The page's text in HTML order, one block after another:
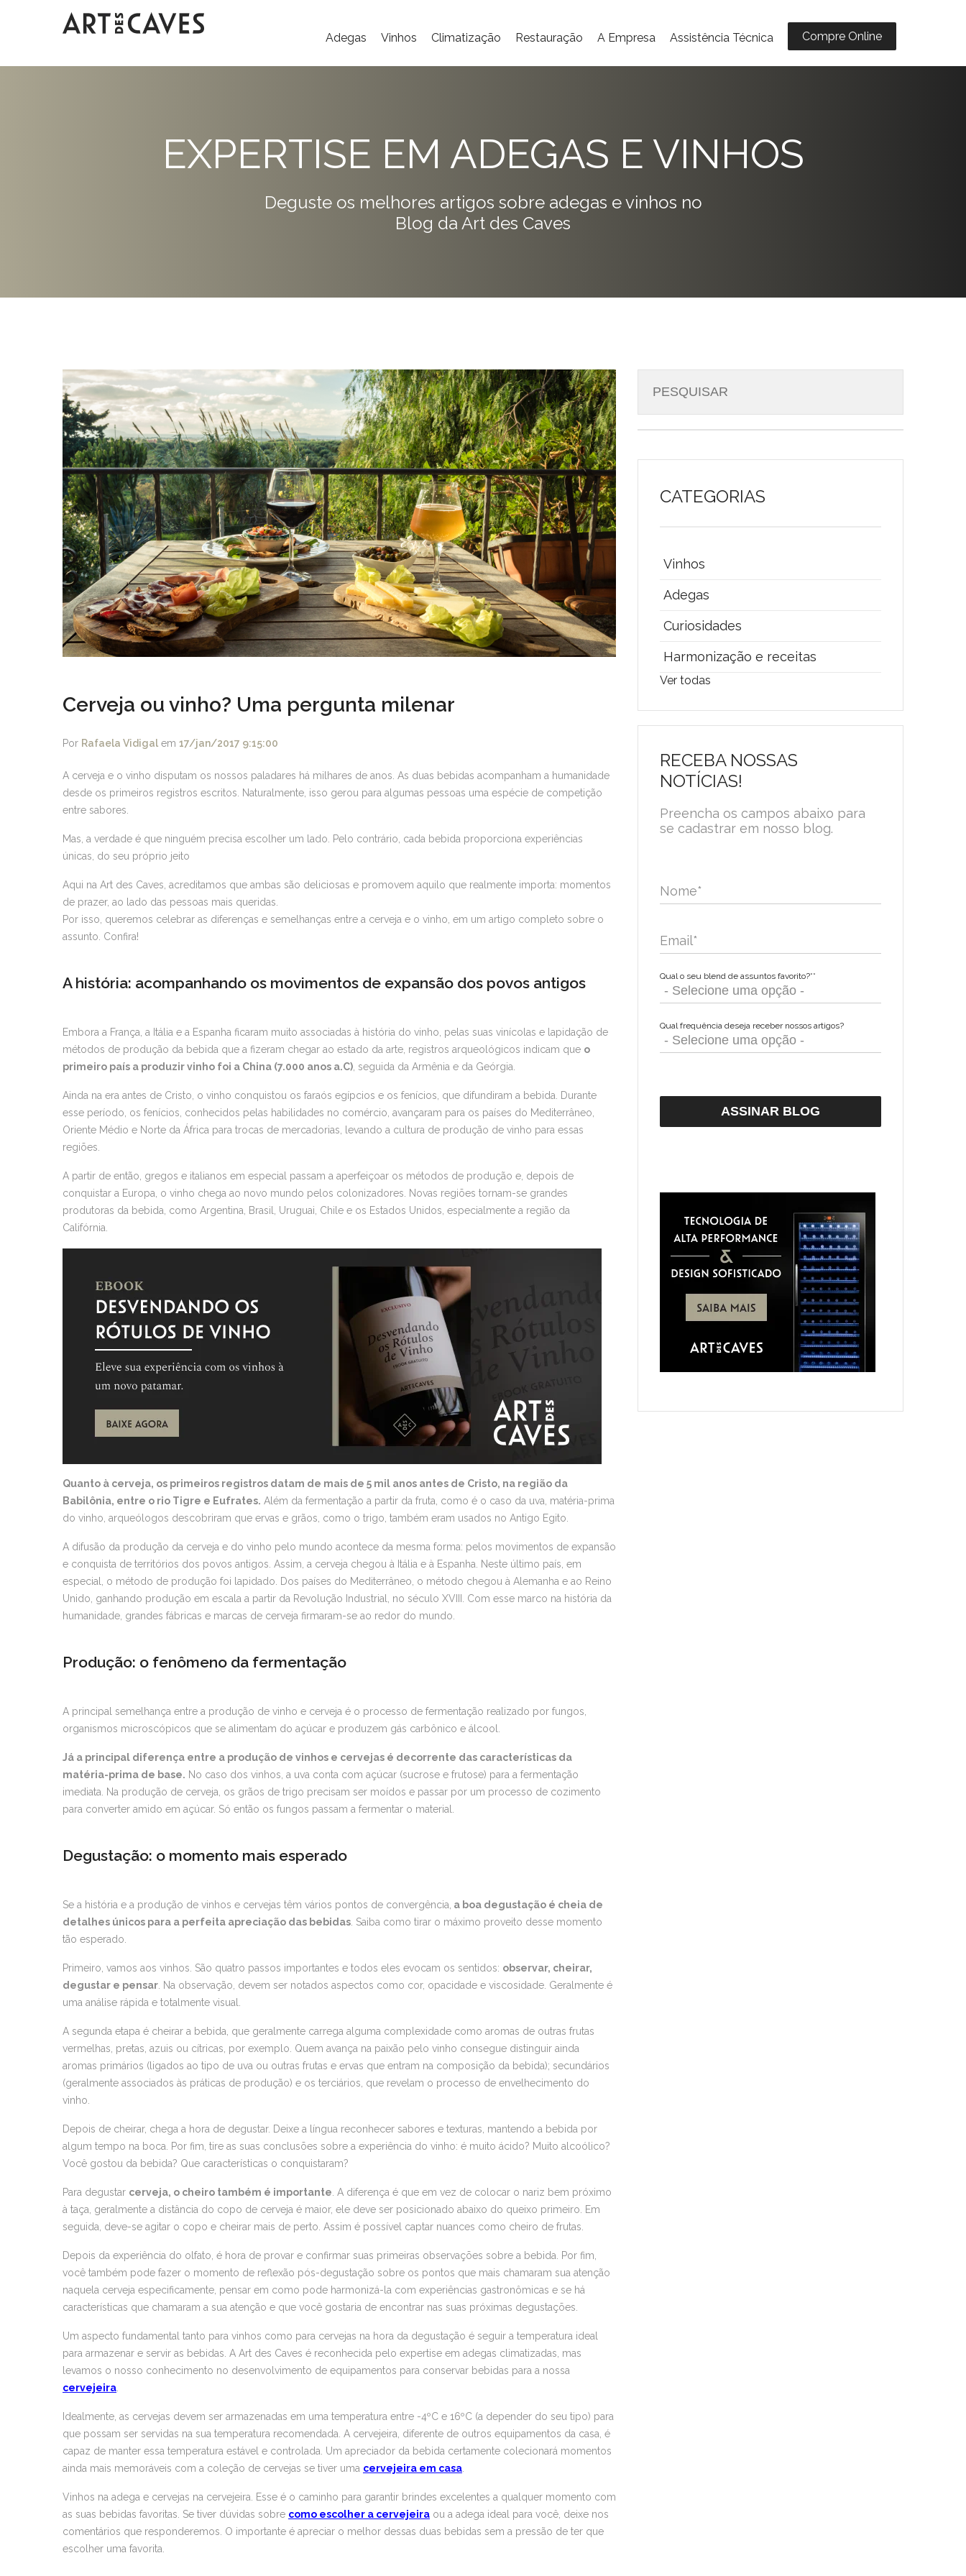
Adegas Vinhos Climatização Restauração A Empresa Assistência Técnica Compre Online
EXPERTISE EM ADEGAS E VINHOS
Deguste os melhores artigos sobre adegas e vinhos no
Blog da Art des Caves
Cerveja ou vinho? Uma pergunta milenar
Por Rafaela Vidigal em 17/jan/2017 9:15:00
A cerveja e o vinho disputam os nossos paladares há milhares de anos. As duas bebidas acompanham a humanidade
desde os primeiros registros escritos. Naturalmente, isso gerou para algumas pessoas uma espécie de competição
entre sabores.
Mas, a verdade é que ninguém precisa escolher um lado. Pelo contrário, cada bebida proporciona experiências
únicas, do seu próprio jeito
Aqui na Art des Caves, acreditamos que ambas são deliciosas e promovem aquilo que realmente importa: momentos
de prazer, ao lado das pessoas mais queridas.
Por isso, queremos celebrar as diferenças e semelhanças entre a cerveja e o vinho, em um artigo completo sobre o
assunto. Confira!
A história: acompanhando os movimentos de expansão dos povos antigos
Embora a França, a Itália e a Espanha ficaram muito associadas à história do vinho, pelas suas vinícolas e lapidação de
métodos de produção da bebida que a fizeram chegar ao estado da arte, registros arqueológicos indicam que o
primeiro país a produzir vinho foi a China (7.000 anos a.C) , seguida da Armênia e da Geórgia.
Ainda na era antes de Cristo, o vinho conquistou os faraós egípcios e os fenícios, que difundiram a bebida. Durante
esse período, os fenícios, conhecidos pelas habilidades no comércio, avançaram para os países do Mediterrâneo,
Oriente Médio e Norte da África para trocas de mercadorias, levando a cultura de produção de vinho para essas
regiões.
A partir de então, gregos e italianos em especial passam a aperfeiçoar os métodos de produção e, depois de
conquistar a Europa, o vinho chega ao novo mundo pelos colonizadores. Novas regiões tornam-se grandes
produtoras da bebida, como Argentina, Brasil, Uruguai, Chile e os Estados Unidos, especialmente a região da
Califórnia.
Quanto à cerveja, os primeiros registros datam de mais de 5 mil anos antes de Cristo, na região da
Babilônia, entre o rio Tigre e Eufrates. Além da fermentação a partir da fruta, como é o caso da uva, matéria-prima
do vinho, arqueólogos descobriram que ervas e grãos, como o trigo, também eram usados no Antigo Egito.
A difusão da produção da cerveja e do vinho pelo mundo acontece da mesma forma: pelos movimentos de expansão
e conquista de territórios dos povos antigos. Assim, a cerveja chegou à Itália e à Espanha. Neste último país, em
especial, o método de produção foi lapidado. Dos países do Mediterrâneo, o método chegou à Alemanha e ao Reino
Unido, ganhando produção em escala a partir da Revolução Industrial, no século XVIII. Com esse marco na história da
humanidade, grandes fábricas e marcas de cerveja firmaram-se ao redor do mundo.
Produção: o fenômeno da fermentação
A principal semelhança entre a produção de vinho e cerveja é o processo de fermentação realizado por fungos,
organismos microscópicos que se alimentam do açúcar e produzem gás carbônico e álcool.
Já a principal diferença entre a produção de vinhos e cervejas é decorrente das características da
matéria-prima de base. No caso dos vinhos, a uva conta com açúcar (sucrose e frutose) para a fermentação
imediata. Na produção de cerveja, os grãos de trigo precisam ser moídos e passar por um processo de cozimento
para converter amido em açúcar. Só então os fungos passam a fermentar o material.
Degustação: o momento mais esperado
Se a história e a produção de vinhos e cervejas têm vários pontos de convergência, a boa degustação é cheia de
detalhes únicos para a perfeita apreciação das bebidas . Saiba como tirar o máximo proveito desse momento
tão esperado.
Primeiro, vamos aos vinhos. São quatro passos importantes e todos eles evocam os sentidos: observar, cheirar,
degustar e pensar . Na observação, devem ser notados aspectos como cor, opacidade e viscosidade. Geralmente é
uma análise rápida e totalmente visual.
A segunda etapa é cheirar a bebida, que geralmente carrega alguma complexidade como aromas de outras frutas
vermelhas, pretas, azuis ou cítricas, por exemplo. Quem avança na paixão pelo vinho consegue distinguir ainda
aromas primários (ligados ao tipo de uva ou outras frutas e ervas que entram na composição da bebida); secundários
(geralmente associados às práticas de produção) e os terciários, que revelam o processo de envelhecimento do
vinho.
Depois de cheirar, chega a hora de degustar. Deixe a língua reconhecer sabores e texturas, mantendo a bebida por
algum tempo na boca. Por fim, tire as suas conclusões sobre a experiência do vinho: é muito ácido? Muito alcoólico?
Você gostou da bebida? Que características o conquistaram?
Para degustar cerveja, o cheiro também é importante . A diferença é que em vez de colocar o nariz bem próximo
à taça, geralmente a distância do copo de cerveja é maior, ele deve ser posicionado abaixo do queixo primeiro. Em
seguida, deve-se agitar o copo e cheirar mais de perto. Assim é possível captar nuances como cheiro de frutas.
Depois da experiência do olfato, é hora de provar e confirmar suas primeiras observações sobre a bebida. Por fim,
você também pode fazer o momento de reflexão pós-degustação sobre os pontos que mais chamaram sua atenção
naquela cerveja especificamente, pensar em como pode harmonizá-la com experiências gastronômicas e se há
características que chamaram a sua atenção e que você gostaria de encontrar nas suas próximas degustações.
Um aspecto fundamental tanto para vinhos como para cervejas na hora da degustação é seguir a temperatura ideal
para armazenar e servir as bebidas. A Art des Caves é reconhecida pelo expertise em adegas climatizadas, mas
levamos o nosso conhecimento no desenvolvimento de equipamentos para conservar bebidas para a nossa
cervejeira
Idealmente, as cervejas devem ser armazenadas em uma temperatura entre -4ºC e 16ºC (a depender do seu tipo) para
que possam ser servidas na sua temperatura recomendada. A cervejeira, diferente de outros equipamentos da casa, é
capaz de manter essa temperatura estável e controlada. Um apreciador da bebida certamente colecionará momentos
ainda mais memoráveis com a coleção de cervejas se tiver uma cervejeira em casa
Vinhos na adega e cervejas na cervejeira. Esse é o caminho para garantir brindes excelentes a qualquer momento com
as suas bebidas favoritas. Se tiver dúvidas sobre como escolher a cervejeira ou a adega ideal para você, deixe nos
comentários que responderemos. O importante é apreciar o melhor dessas duas bebidas sem a pressão de ter que
escolher uma favorita.
CATEGORIAS
Vinhos
Adegas
Curiosidades
Harmonização e receitas
Ver todas
RECEBA NOSSAS
NOTÍCIAS!
Preencha os campos abaixo para
se cadastrar em nosso blog.
Nome*
Email*
Qual o seu blend de assuntos favorito?**
Qual frequência deseja receber nossos artigos?